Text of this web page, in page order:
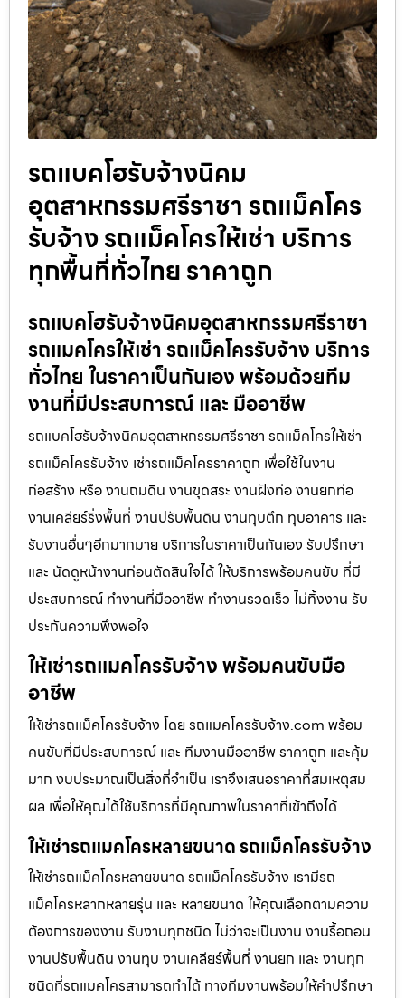
รถแบคโฮรับจ้างนิคม
อุตสาหกรรมศรีราชา รถแม็คโคร
รับจ้าง รถแม็คโครให้เช่า บริการ
ทุกพื้นที่ทั่วไทย ราคาถูก
รถแบคโฮรับจ้างนิคมอุตสาหกรรมศรีราชา
รถแมคโครให้เช่า รถแม็คโครรับจ้าง บริการ
ทั่วไทย ในราคาเป็นกันเอง พร้อมด้วยทีม
งานที่มีประสบการณ์ และ มืออาชีพ
รถแบคโฮรับจ้างนิคมอุตสาหกรรมศรีราชา รถแม็คโครให้เช่า
รถแม็คโครรับจ้าง เช่ารถแม็คโครราคาถูก เพื่อใช้ในงาน
ก่อสร้าง หรือ งานถมดิน งานขุดสระ งานฝังท่อ งานยกท่อ
งานเคลียร์ริ่งพื้นที่ งานปรับพื้นดิน งานทุบตึก ทุบอาคาร และ
รับงานอื่นๆอีกมากมาย บริการในราคาเป็นกันเอง รับปรึกษา
และ นัดดูหน้างานก่อนตัดสินใจได้ ให้บริการพร้อมคนขับ ที่มี
ประสบการณ์ ทำงานที่มืออาชีพ ทำงานรวดเร็ว ไม่ทิ้งงาน รับ
ประกันความพึงพอใจ
ให้เช่ารถแมคโครรับจ้าง พร้อมคนขับมือ
อาชีพ
ให้เช่ารถแม็คโครรับจ้าง โดย รถแมคโครรับจ้าง.com พร้อม
คนขับที่มีประสบการณ์ และ ทีมงานมืออาชีพ ราคาถูก และคุ้ม
มาก งบประมาณเป็นสิ่งที่จำเป็น เราจึงเสนอราคาที่สมเหตุสม
ผล เพื่อให้คุณได้ใช้บริการที่มีคุณภาพในราคาที่เข้าถึงได้
ให้เช่ารถแมคโครหลายขนาด รถแม็คโครรับจ้าง
ให้เช่ารถแม็คโครหลายขนาด รถแม็คโครรับจ้าง เรามีรถ
แม็คโครหลากหลายรุ่น และ หลายขนาด ให้คุณเลือกตามความ
ต้องการของงาน รับงานทุกชนิด ไม่ว่าจะเป็นงาน งานรื้อถอน
งานปรับพื้นดิน งานทุบ งานเคลียร์พื้นที่ งานยก และ งานทุก
ชนิดที่รถแมคโครสามารถทำได้ ทางทีมงานพร้อมให้คำปรึกษา